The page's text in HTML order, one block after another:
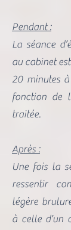
Pendant :
La séance
au cabinet
20 minutes
fonction de
traitée.
Après :
Une fois la
ressentir
légère
à celle d’un